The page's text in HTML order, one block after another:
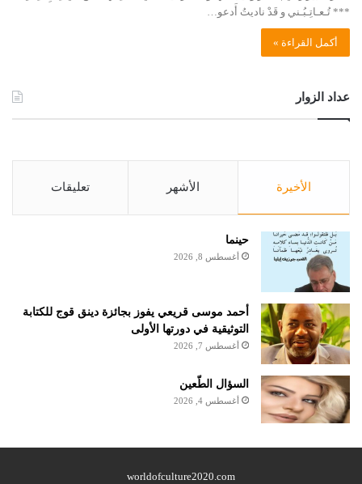
*** تُـعـاتِـبُـني و قَدْ ناديتُ أَدعو…
أكمل القراءة »
عداد الزوار
الأخيرة الأشهر تعليقات
حينما
أغسطس 8, 2026
أحمد موسى قريعي يفوز بجائزة دينق قوج للكتابة
التوثيقية في دورتها الأولى
أغسطس 7, 2026
السؤال الطّعين
أغسطس 4, 2026
worldofculture2020.com